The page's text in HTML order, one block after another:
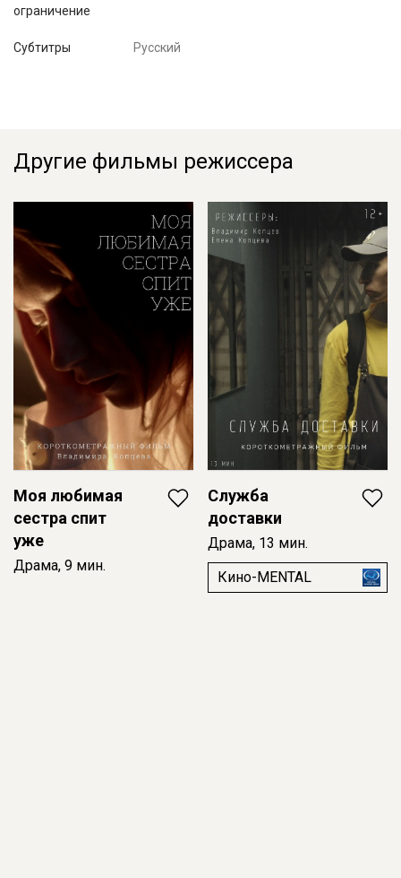
ограничение
Субтитры Русский
Другие фильмы режиссера
Моя любимая
сестра спит
уже
Драма, 9 мин.
Служба
доставки
Драма, 13 мин.
Кино-MENTAL